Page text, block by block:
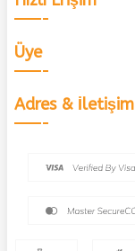
Üye
Adres & İletişim